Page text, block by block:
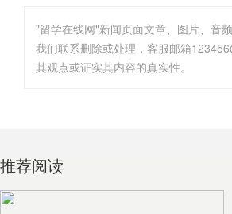
"留学在线网"新闻页面文章、图片、音
其观点或证实其内容的真实性。
推荐阅读